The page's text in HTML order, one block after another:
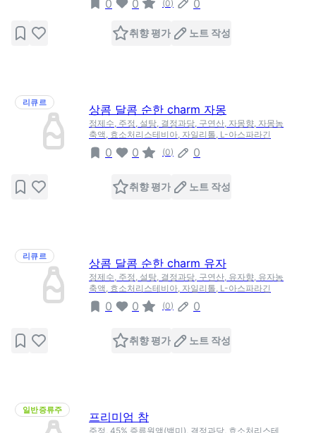
0 0 (0) 0
취향 평가 노트 작성
리큐르
상콤 달콤 순한 charm 자몽
정제수, 주정, 설탕, 결정과당, 구연산, 자몽향, 자몽농
축액, 효소처리스테비아, 자일리톨, L-아스파라긴
0 0 (0) 0
취향 평가 노트 작성
리큐르
상콤 달콤 순한 charm 유자
정제수, 주정, 설탕, 결정과당, 구연산, 유자향, 유자농
축액, 효소처리스테비아, 자일리톨, L-아스파라긴
0 0 (0) 0
취향 평가 노트 작성
일반증류주
프리미엄 참
주정, 45% 증류원액(백미), 결정과당, 효소처리스테